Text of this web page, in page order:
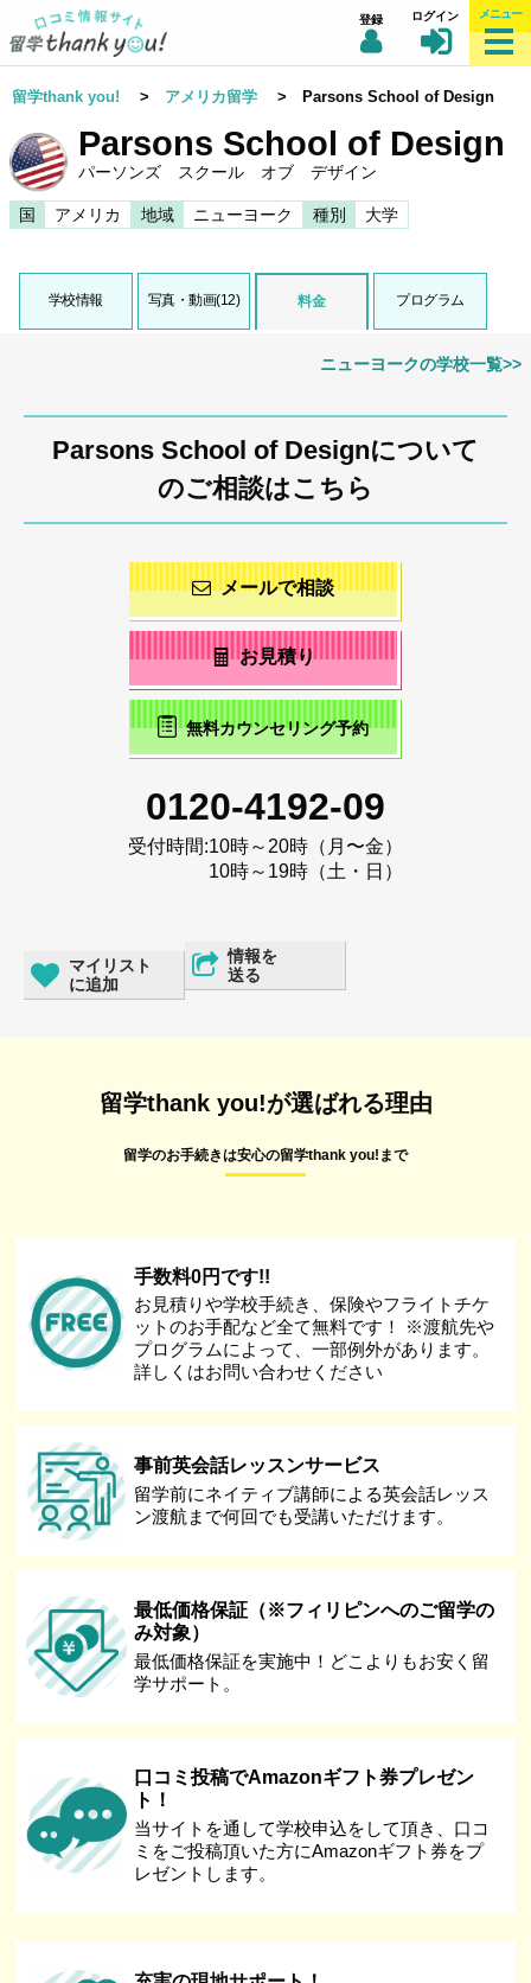
登録 ログイン メニュー
留学thank you! > アメリカ留学 > Parsons School of Design
Parsons School of Design
パーソンズ スクール オブ デザイン
国 アメリカ 地域 ニューヨーク 種別 大学
学校情報 写真・動画(12) 料金 プログラム
ニューヨークの学校一覧>>
Parsons School of Designについて
のご相談はこちら
メールで相談
お見積り
無料カウンセリング予約
0120-4192-09
受付時間:10時～20時（月〜金）
10時～19時（土・日）
マイリスト
に追加
情報を
送る
留学thank you!が選ばれる理由
留学のお手続きは安心の留学thank you!まで
手数料0円です!!
お見積りや学校手続き、保険やフライトチケ
ットのお手配など全て無料です！ ※渡航先や
プログラムによって、一部例外があります。
詳しくはお問い合わせください
事前英会話レッスンサービス
留学前にネイティブ講師による英会話レッス
ン渡航まで何回でも受講いただけます。
最低価格保証（※フィリピンへのご留学の
み対象）
最低価格保証を実施中！どこよりもお安く留
学サポート。
口コミ投稿でAmazonギフト券プレゼン
ト！
当サイトを通して学校申込をして頂き、口コ
ミをご投稿頂いた方にAmazonギフト券をプ
レゼントします。